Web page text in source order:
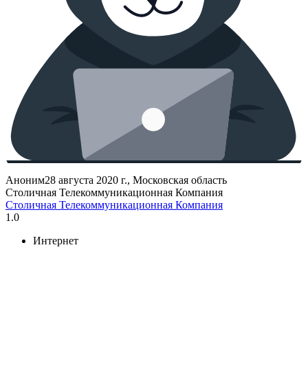
Аноним28 августа 2020 г., Московская область
Столичная Телекоммуникационная Компания
Столичная Телекоммуникационная Компания
1.0
Интернет